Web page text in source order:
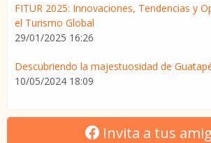
FITUR 2025: Innovaciones, Tendencias y
el Turismo Global
29/01/2025 16:26
Descubriendo la majestuosidad de
10/05/2024 18:09
Invita a tus